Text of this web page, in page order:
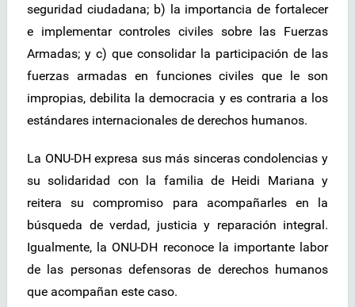
seguridad ciudadana; b) la importancia de fortalecer
e implementar controles civiles sobre las Fuerzas
Armadas; y c) que consolidar la participación de las
fuerzas armadas en funciones civiles que le son
impropias, debilita la democracia y es contraria a los
estándares internacionales de derechos humanos.
La ONU-DH expresa sus más sinceras condolencias y
su solidaridad con la familia de Heidi Mariana y
reitera su compromiso para acompañarles en la
búsqueda de verdad, justicia y reparación integral.
Igualmente, la ONU-DH reconoce la importante labor
de las personas defensoras de derechos humanos
que acompañan este caso.